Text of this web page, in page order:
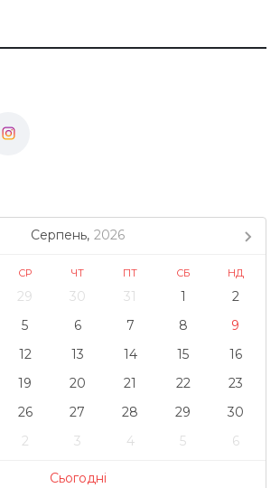
Серпень, 2026
СР ЧТ ПТ СБ НД
29 30 31 1
2
5 6 7 8
9
12 13 14 15
16
19 20 21 22
23
26 27 28 29
30
2 3 4 5 6
Сьогодні